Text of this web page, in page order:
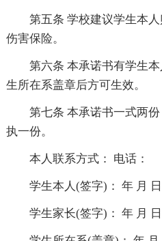
第五条 学校建议学生本
伤害保险。
第六条 本承诺书有学生
生所在系盖章后方可生效。
第七条 本承诺书一式两
执一份。
本人联系方式： 电话：
学生本人(签字)： 年 月 日
学生家长(签字)： 年 月 日